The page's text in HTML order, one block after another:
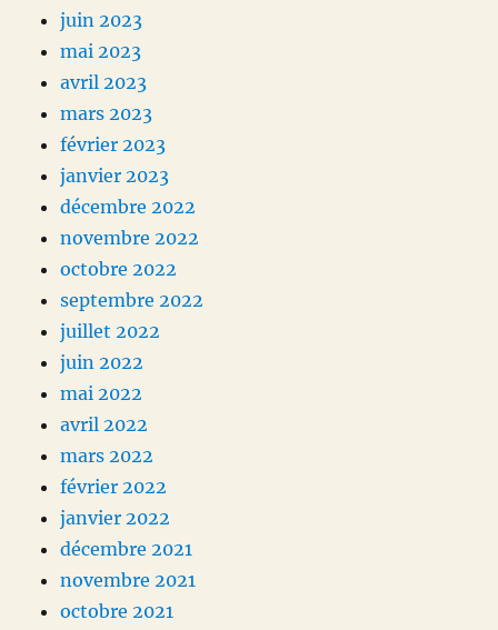
juin 2023
mai 2023
avril 2023
mars 2023
février 2023
janvier 2023
décembre 2022
novembre 2022
octobre 2022
septembre 2022
juillet 2022
juin 2022
mai 2022
avril 2022
mars 2022
février 2022
janvier 2022
décembre 2021
novembre 2021
octobre 2021